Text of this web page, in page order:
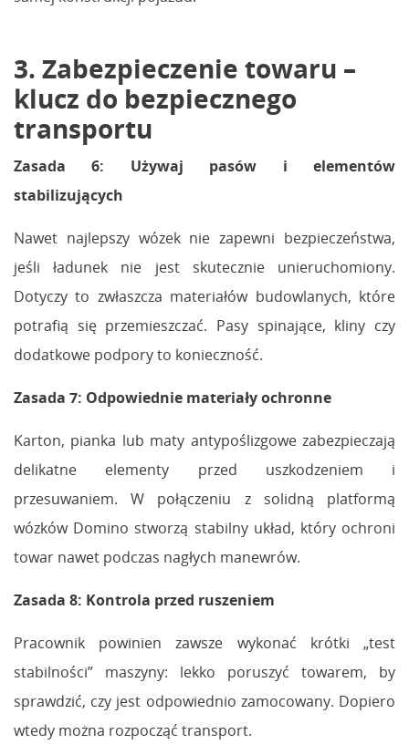
3. Zabezpieczenie towaru –
klucz do bezpiecznego
transportu
Zasada 6: Używaj pasów i elementów
stabilizujących
Nawet najlepszy wózek nie zapewni bezpieczeństwa,
jeśli ładunek nie jest skutecznie unieruchomiony.
Dotyczy to zwłaszcza materiałów budowlanych, które
potrafią się przemieszczać. Pasy spinające, kliny czy
dodatkowe podpory to konieczność.
Zasada 7: Odpowiednie materiały ochronne
Karton, pianka lub maty antypoślizgowe zabezpieczają
delikatne elementy przed uszkodzeniem i
przesuwaniem. W połączeniu z solidną platformą
wózków Domino stworzą stabilny układ, który ochroni
towar nawet podczas nagłych manewrów.
Zasada 8: Kontrola przed ruszeniem
Pracownik powinien zawsze wykonać krótki „test
stabilności” maszyny: lekko poruszyć towarem, by
sprawdzić, czy jest odpowiednio zamocowany. Dopiero
wtedy można rozpocząć transport.